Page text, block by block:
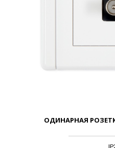
ОДИНАРНАЯ